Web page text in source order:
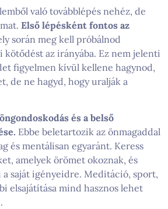
való továbblépés nehéz, de
Első lépésként fontos az
során meg kell próbálnod
kötődést az irányába. Ez nem jelenti
figyelmen kívül kellene hagynod,
de ne hagyd, hogy uralják a
és a belső
Ebbe beletartozik az önmagaddal
és mentálisan egyaránt. Keress
amelyek örömet okoznak, és
saját igényeidre. Meditáció, sport,
elsajátítása mind hasznos lehet